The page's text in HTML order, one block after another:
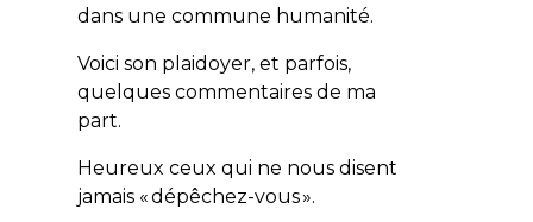
dans une commune humanité.
Voici son plaidoyer, et parfois,
quelques commentaires de ma
part.
Heureux ceux qui ne nous disent
jamais « dépêchez-vous ».